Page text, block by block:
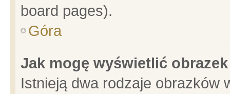
board pages).
Góra
Jak mogę wyświetlić
Istnieją dwa rodzaje obrazków